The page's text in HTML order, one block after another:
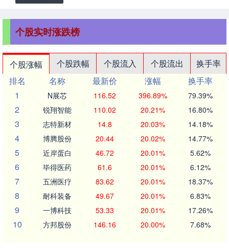
个股实时涨跌榜
个股涨幅 个股跌幅 个股流入 个股流出
换手率
排名
名称 最新价 涨幅
换手率
1
N展芯 116.52 396.89% 79.39%
2 锐翔智能 110.02 20.21% 16.80%
3 志特新材 14.8 20.03% 14.18%
4 博腾股份 20.44 20.02% 14.77%
5 近岸蛋白 46.72 20.01% 5.62%
6 毕得医药 61.6 20.01% 6.12%
7 五洲医疗 83.62 20.01% 18.37%
8 耐科装备 49.67 20.01% 6.83%
9 一博科技 53.33 20.01% 17.26%
10 方邦股份 146.16 20.00% 7.68%